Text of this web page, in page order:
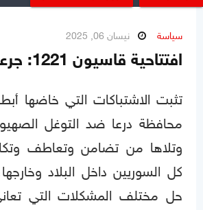
سياسة نيسان 06, 2025
افتتاحية قاسيون 1221: جرعة الأمل!
تثبت الاشتباكات التي خاضها
محافظة درعا ضد التوغل
وتلاها من تضامن وتعاطف
كل السوريين داخل البلاد
حل مختلف المشكلات التي